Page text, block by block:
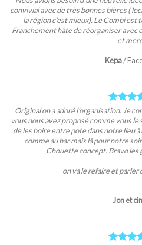
convivial avec de très bonnes bières (
la région c’est mieux). Le Combi
Franchement hâte de réorganiser avec
et
Kepa/
Original on a adoré l’organisation. Je
vous nous avez proposé comme vous le
de les boire entre pote dans notre lieu
comme au bar mais là pour notre
Chouette concept. Bravo les
on va le refaire et parler
Jon et